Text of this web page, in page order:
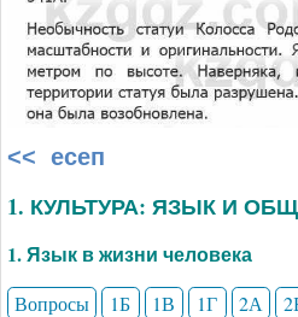
<< есеп
1. КУЛЬТУРА: ЯЗЫК И
1. Язык в жизни человека
Вопросы 1Б 1В 1Г 2А